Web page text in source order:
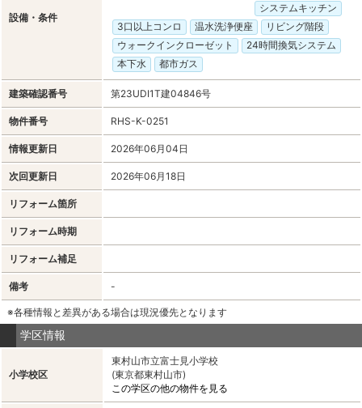
設備・条件
システムキッチン
3口以上コンロ
温水洗浄便座
リビング階段
ウォークインクローゼット
24時間換気システム
本下水
都市ガス
建築確認番号 第23UDI1T建04846号
物件番号 RHS-K-0251
情報更新日 2026年06月04日
次回更新日 2026年06月18日
リフォーム箇所
リフォーム時期
リフォーム補足
備考 -
※各種情報と差異がある場合は現況優先となります
学区情報
小学校区
東村山市立富士見小学校
(東京都東村山市)
この学区の他の物件を見る